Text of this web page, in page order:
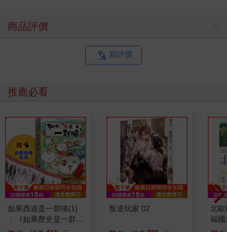
商品評價
寫評價
推薦必看
如果西遊是一群喵(1)
：《如果歷史是一群
喵》作者最新力作，附
叛逆玩家 02
北
福